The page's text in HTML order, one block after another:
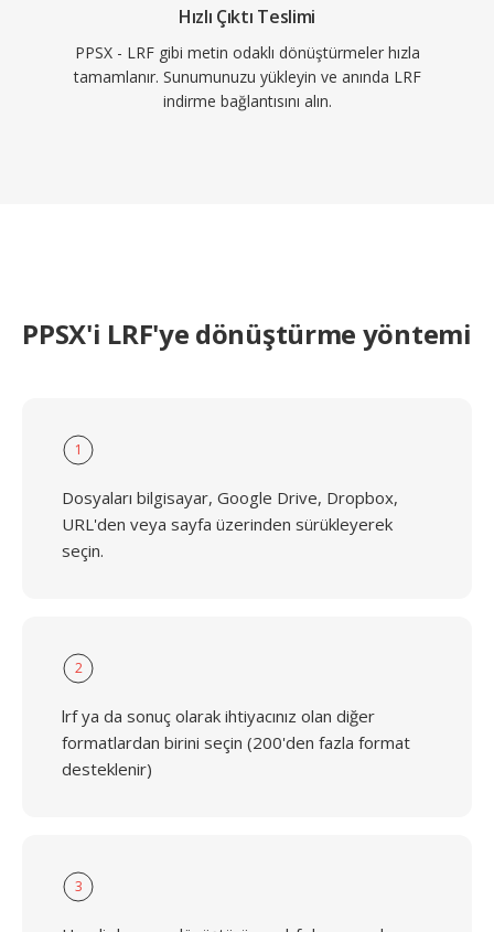
Hızlı Çıktı Teslimi
PPSX - LRF gibi metin odaklı dönüştürmeler hızla
tamamlanır. Sunumunuzu yükleyin ve anında LRF
indirme bağlantısını alın.
PPSX'i LRF'ye dönüştürme yöntemi
1
Dosyaları bilgisayar, Google Drive, Dropbox,
URL'den veya sayfa üzerinden sürükleyerek
seçin.
2
lrf ya da sonuç olarak ihtiyacınız olan diğer
formatlardan birini seçin (200'den fazla format
desteklenir)
3